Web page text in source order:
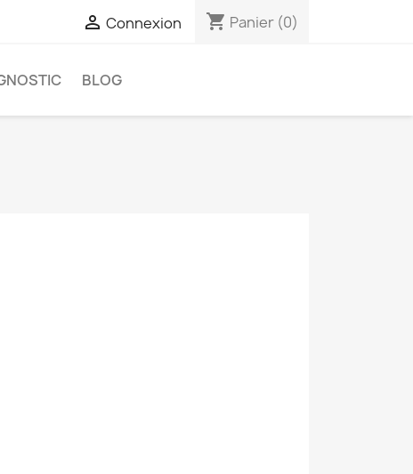
 Connexion shopping_cart Panier (0)
BLOG